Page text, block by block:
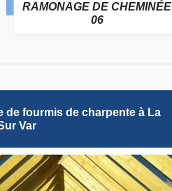
RAMONAGE DE CHEMINÉE
06
de fourmis de charpente à La
Var